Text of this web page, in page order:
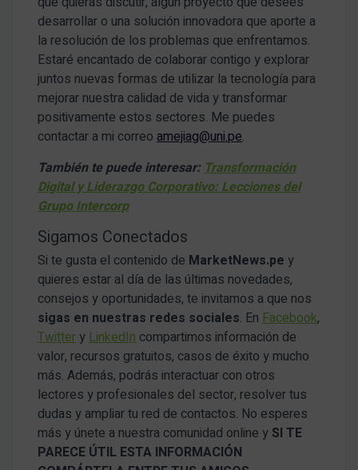
desarrollar o una solución innovadora que aporte a
la resolución de los problemas que enfrentamos.
Estaré encantado de colaborar contigo y explorar
juntos nuevas formas de utilizar la tecnología para
mejorar nuestra calidad de vida y transformar
positivamente estos sectores. Me puedes
contactar a mi correo amejiag@uni.pe.
También te puede interesar: Transformación
Digital y Liderazgo Corporativo: Lecciones del
Grupo Intercorp
Sigamos Conectados
Si te gusta el contenido de MarketNews.pe y
quieres estar al día de las últimas novedades,
consejos y oportunidades, te invitamos a que nos
sigas en nuestras redes sociales. En Facebook,
Twitter y LinkedIn compartimos información de
valor, recursos gratuitos, casos de éxito y mucho
más. Además, podrás interactuar con otros
lectores y profesionales del sector, resolver tus
dudas y ampliar tu red de contactos. No esperes
más y únete a nuestra comunidad online y SI TE
PARECE ÚTIL ESTA INFORMACIÓN